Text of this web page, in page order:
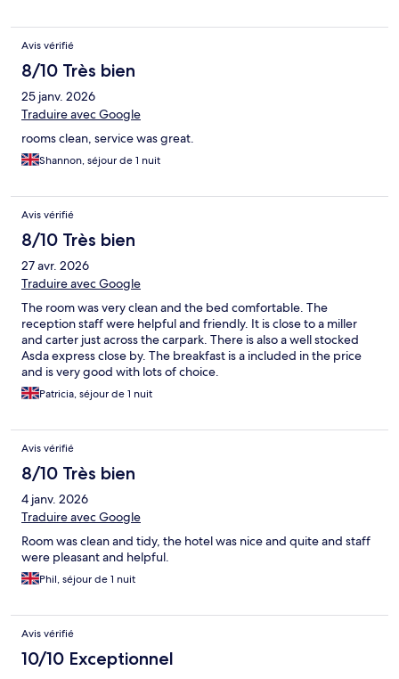
Avis vérifié
8/10 Très bien
25 janv. 2026
Traduire avec Google
rooms clean, service was great.
Shannon, séjour de 1 nuit
Avis vérifié
8/10 Très bien
27 avr. 2026
Traduire avec Google
The room was very clean and the bed comfortable. The
reception staff were helpful and friendly. It is close to a miller
and carter just across the carpark. There is also a well stocked
Asda express close by. The breakfast is a included in the price
and is very good with lots of choice.
Patricia, séjour de 1 nuit
Avis vérifié
8/10 Très bien
4 janv. 2026
Traduire avec Google
Room was clean and tidy, the hotel was nice and quite and staff
were pleasant and helpful.
Phil, séjour de 1 nuit
Avis vérifié
10/10 Exceptionnel